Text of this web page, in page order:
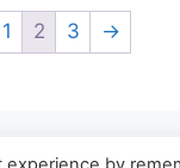
1 2 3 →